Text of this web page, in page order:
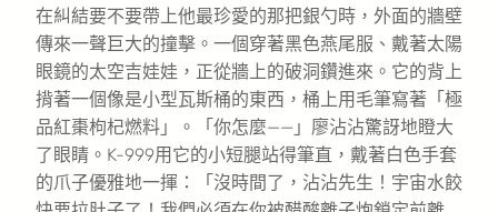
在糾結要不要帶上他最珍愛的那把銀勺時，外面的牆壁
傳來一聲巨大的撞擊。一個穿著黑色燕尾服、戴著太陽
眼鏡的太空吉娃娃，正從牆上的破洞鑽進來。它的背上
揹著一個像是小型瓦斯桶的東西，桶上用毛筆寫著「極
品紅棗枸杞燃料」。「你怎麼——」廖沾沾驚訝地瞪大
了眼睛。K-999用它的小短腿站得筆直，戴著白色手套
的爪子優雅地一揮：「沒時間了，沾沾先生！宇宙水餃